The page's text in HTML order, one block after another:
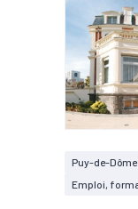
Puy-de-Dôme
Emploi,